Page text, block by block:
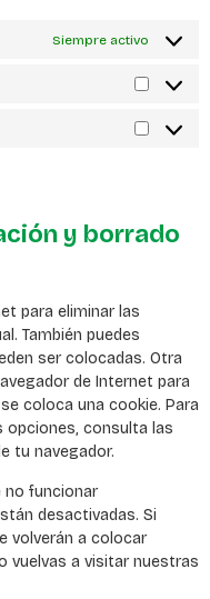
Siempre activo
y borrado
para eliminar las
También puedes
ser colocadas. Otra
de Internet para
coloca una cookie. Para
consulta las
tu navegador.
no funcionar
desactivadas. Si
volverán a colocar
vuelvas a visitar nuestras